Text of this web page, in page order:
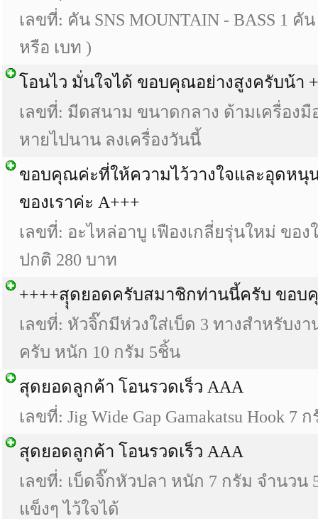
เลขที่: คัน SNS MOUNTAIN - BASS 1 คั
หรือ เบท )
โอนไว มั่นใจได้ ขอบคุณอย่างสูงครับน้า
เลขที่: มีดสนาม ขนาดกลาง ด้ามเครื่อง
หายไปนาน ลงเครื่องวันนี้
ขอบคุณค่ะที่ให้ความไว้วางใจและอุดหนุ
ของเราค่ะ A+++
เลขที่: อะไหล่อาบู เฟืองเกลี่ยรุ่นใหม่ ของ
ปกติ 280 บาท
++++สุุดยอดครับสมาชิกท่านนี้ครับ ขอบ
เลขที่: หัวจิ๊กมีห่วงใส่เบ็ด 3 ทางสำหรับงา
ครับ หนัก 10 กรัม 5ชิ้น
สุดยอดลูกค้า โอนรวดเร็ว AAA
เลขที่: Jig Wide Gap Gamakatsu Hook 7
สุดยอดลูกค้า โอนรวดเร็ว AAA
เลขที่: เบ็ดจิ๊กหัวปลา หนัก 7 กรัม จำนวน
แข็งๆ ไว้ใจได้